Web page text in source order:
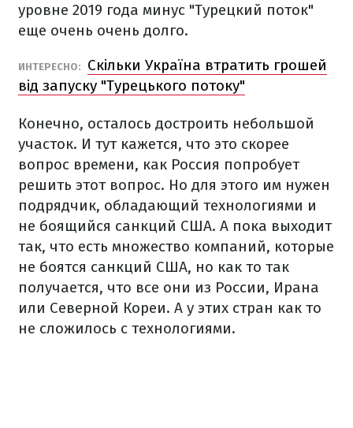
уровне 2019 года минус "Турецкий поток"
еще очень очень долго.
ИНТЕРЕСНО:
Скільки Україна втратить грошей
від запуску "Турецького потоку"
Конечно, осталось достроить небольшой
участок. И тут кажется, что это скорее
вопрос времени, как Россия попробует
решить этот вопрос. Но для этого им нужен
подрядчик, обладающий технологиями и
не боящийся санкций США. А пока выходит
так, что есть множество компаний, которые
не боятся санкций США, но как то так
получается, что все они из России, Ирана
или Северной Кореи. А у этих стран как то
не сложилось с технологиями.